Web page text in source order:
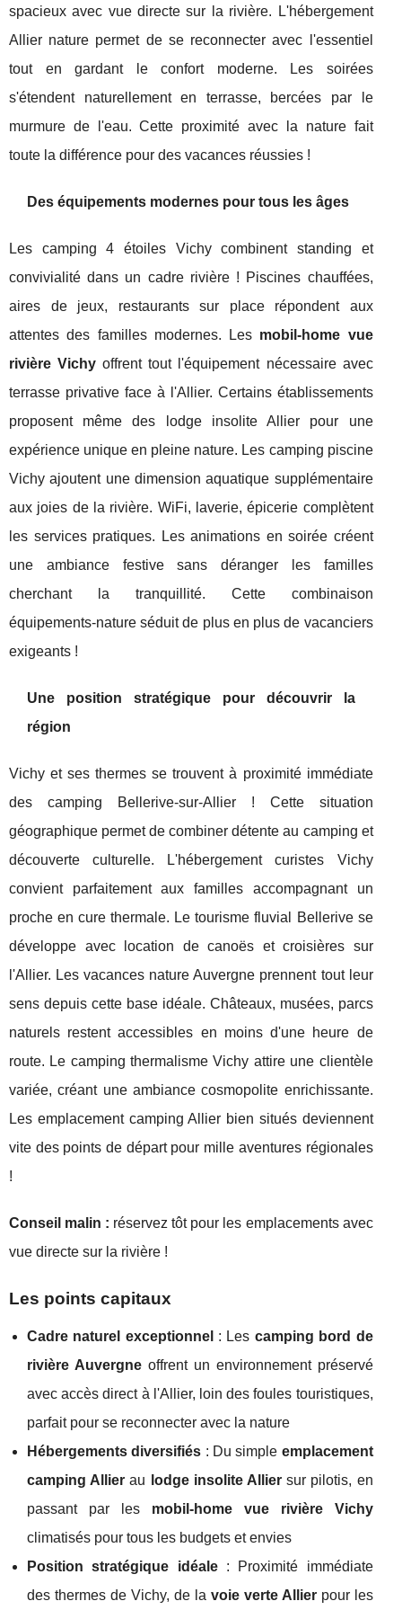
spacieux avec vue directe sur la rivière. L'hébergement
Allier nature permet de se reconnecter avec l'essentiel
tout en gardant le confort moderne. Les soirées
s'étendent naturellement en terrasse, bercées par le
murmure de l'eau. Cette proximité avec la nature fait
toute la différence pour des vacances réussies !
Des équipements modernes pour tous les âges
Les camping 4 étoiles Vichy combinent standing et
convivialité dans un cadre rivière ! Piscines chauffées,
aires de jeux, restaurants sur place répondent aux
attentes des familles modernes. Les mobil-home vue
rivière Vichy offrent tout l'équipement nécessaire avec
terrasse privative face à l'Allier. Certains établissements
proposent même des lodge insolite Allier pour une
expérience unique en pleine nature. Les camping piscine
Vichy ajoutent une dimension aquatique supplémentaire
aux joies de la rivière. WiFi, laverie, épicerie complètent
les services pratiques. Les animations en soirée créent
une ambiance festive sans déranger les familles
cherchant la tranquillité. Cette combinaison
équipements-nature séduit de plus en plus de vacanciers
exigeants !
Une position stratégique pour découvrir la
région
Vichy et ses thermes se trouvent à proximité immédiate
des camping Bellerive-sur-Allier ! Cette situation
géographique permet de combiner détente au camping et
découverte culturelle. L'hébergement curistes Vichy
convient parfaitement aux familles accompagnant un
proche en cure thermale. Le tourisme fluvial Bellerive se
développe avec location de canoës et croisières sur
l'Allier. Les vacances nature Auvergne prennent tout leur
sens depuis cette base idéale. Châteaux, musées, parcs
naturels restent accessibles en moins d'une heure de
route. Le camping thermalisme Vichy attire une clientèle
variée, créant une ambiance cosmopolite enrichissante.
Les emplacement camping Allier bien situés deviennent
vite des points de départ pour mille aventures régionales
!
Conseil malin : réservez tôt pour les emplacements avec
vue directe sur la rivière !
Les points capitaux
Cadre naturel exceptionnel : Les camping bord de
rivière Auvergneoffrent un environnement préservé
avec accès direct à l'Allier, loin des foules touristiques,
parfait pour se reconnecter avec la nature
Hébergements diversifiés : Du simple emplacement
camping Allier au lodge insolite Allier sur pilotis, en
passant par les mobil-home vue rivière Vichy
climatisés pour tous les budgets et envies
Position stratégique idéale: Proximité immédiate
des thermes de Vichy, de la voie verte Allierpour les